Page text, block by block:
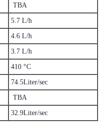
TBA
5.7 L/h
4.6 L/h
3.7 L/h
410 °C
74.5Liter/sec
TBA
32.9Liter/sec